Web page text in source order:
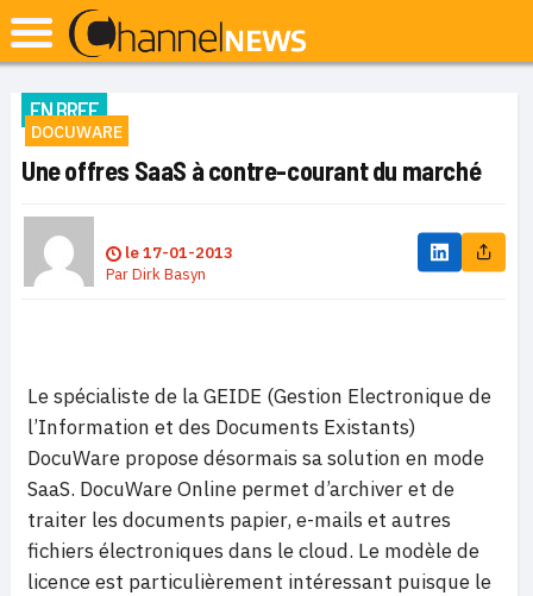
EN BREF
DOCUWARE
Une offres SaaS à contre-courant du marché
le17-01-2013
ParDirk Basyn
Le spécialiste de la GEIDE (Gestion Electronique de
l’Information et des Documents Existants)
DocuWare propose désormais sa solution en mode
SaaS. DocuWare Online permet d’archiver et de
traiter les documents papier, e-mails et autres
fichiers électroniques dans le cloud. Le modèle de
licence est particulièrement intéressant puisque le